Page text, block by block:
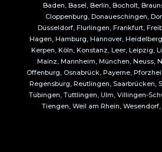
Baden, Basel, Berlin, Bocholt,
Cloppenburg, Donaueschingen,
Düsseldorf, Flurlingen, Frankfurt,
Hagen, Hamburg, Hannover,
Kerpen, Köln, Konstanz, Leer, Leipzig,
Mainz, Mannheim, München, Neuss,
Offenburg, Osnabrück, Payerne,
Regensburg, Reutlingen, Saarbrücken,
Tübingen, Tuttlingen, Ulm, Villingen-
Tiengen, Weil am Rhein,